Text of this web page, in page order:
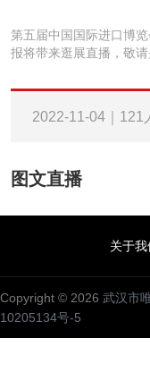
第五届中国国际进口博
报将带来逛展直播，敬请
2022-11-04｜121
图文直播
关于我
Copyright © 2026 武汉市
10205134号-5